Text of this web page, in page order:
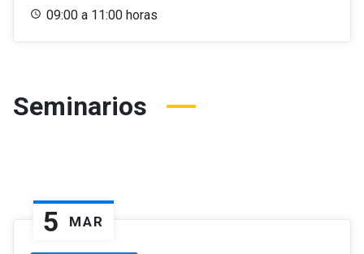
09:00 a 11:00 horas
Seminarios
5 MAR